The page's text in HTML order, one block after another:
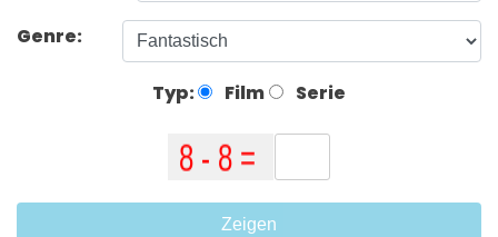
Genre:
Typ: Film Serie
Zeigen